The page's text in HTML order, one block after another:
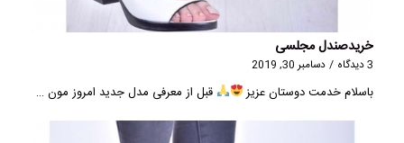
خریدصندل مجلسی
3 دیدگاه / دسامبر 30, 2019
باسلام خدمت دوستان عزیز قبل از معرفی مدل جدید امروز مون …